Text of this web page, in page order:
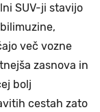
SUV-ji stavijo
več vozne
zasnova in
bolj
cestah zato